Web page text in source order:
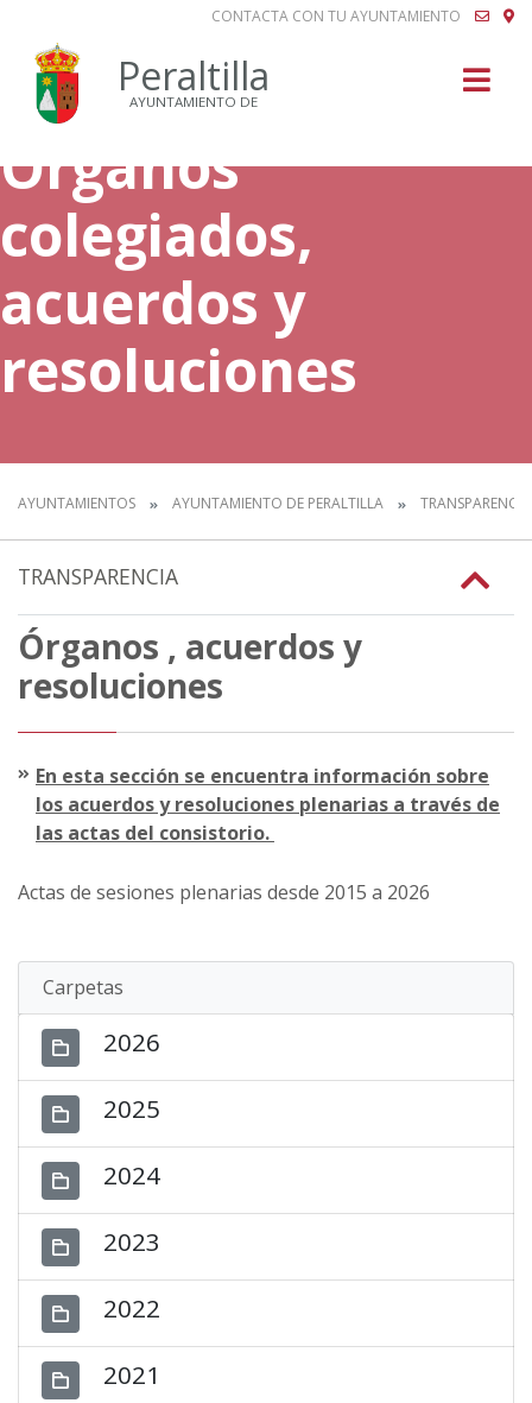
CONTACTA CON TU AYUNTAMIENTO
Peraltilla
AYUNTAMIENTO DE
Órganos
colegiados,
acuerdos y
resoluciones
AYUNTAMIENTOS AYUNTAMIENTO DE PERALTILLA TRANSPARENCIA
TRANSPARENCIA
Órganos , acuerdos y
resoluciones
En esta sección se encuentra información sobre
los acuerdos y resoluciones plenarias a través de
las actas del consistorio.
Actas de sesiones plenarias desde 2015 a 2026
Carpetas
2026
2025
2024
2023
2022
2021